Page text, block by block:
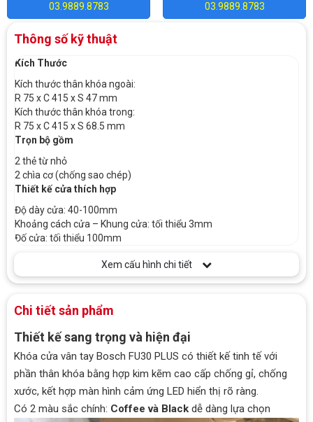
03.9889.8783
03.9889.8783
Thông số kỹ thuật
Kích Thước
Kích thước thân khóa ngoài:
R 75 x C 415 x S 47 mm
Kích thước thân khóa trong:
R 75 x C 415 x S 68.5 mm
Trọn bộ gồm
2 thẻ từ nhỏ
2 chìa cơ (chống sao chép)
Thiết kế cửa thích hợp
Độ dày cửa: 40-100mm
Khoảng cách cửa – Khung cửa: tối thiểu 3mm
Đố cửa: tối thiểu 100mm
Xem cấu hình chi tiết
Chi tiết sản phẩm
Thiết kế sang trọng và hiện đại
Khóa cửa vân tay Bosch FU30 PLUS có thiết kế tinh tế với
phần thân khóa bằng hợp kim kẽm cao cấp chống gỉ, chống
xước, kết hợp màn hình cảm ứng LED hiển thị rõ ràng.
Có 2 màu sắc chính: Coffee và Black dễ dàng lựa chọn